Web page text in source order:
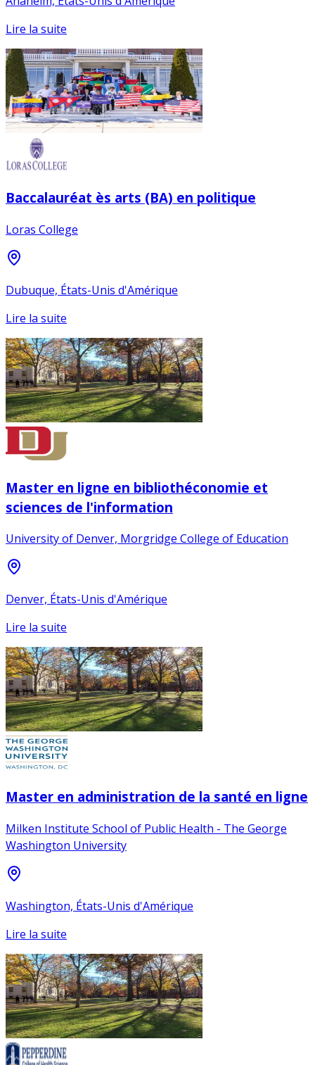
Lire la suite
Baccalauréat ès arts (BA) en politique
Loras College
Dubuque, États-Unis d'Amérique
Lire la suite
Master en ligne en bibliothéconomie et
sciences de l'information
University of Denver, Morgridge College of Education
Denver, États-Unis d'Amérique
Lire la suite
Master en administration de la santé en ligne
Milken Institute School of Public Health - The George
Washington University
Washington, États-Unis d'Amérique
Lire la suite